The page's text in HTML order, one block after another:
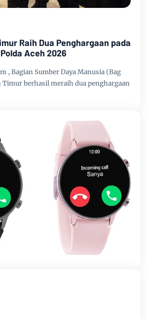
Raih Dua Penghargaan pada
Aceh 2026
, Bagian Sumber Daya Manusia (Bag
Timur berhasil meraih dua penghargaan